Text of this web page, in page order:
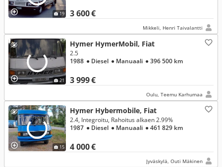
19 3 600 €
Mikkeli, Henri Taivalantti
21
Hymer HymerMobil, Fiat
3 999 €
2.5
1988 ● Diesel ● Manuaali ● 396 500 km
Oulu, Teemu Karhumaa
15
Hymer Hybermobile, Fiat
4 000 €
2.4, Integroitu, Rahoitus alkaen 2.99%
1987 ● Diesel ● Manuaali ● 461 829 km
Jyväskylä, Outi Mäkinen